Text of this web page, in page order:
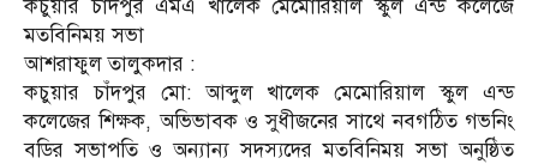
কচুয়ার চাঁদপুর এমএ খালেক মেমোরিয়াল স্কুল এন্ড কলেজে
মতবিনিময় সভা
আশরাফুল তালুকদার :
কচুয়ার চাঁদপুর মো: আব্দুল খালেক মেমোরিয়াল স্কুল এন্ড
কলেজের শিক্ষক, অভিভাবক ও সুধীজনের সাথে নবগঠিত গভনিং
বডির সভাপতি ও অন্যান্য সদস্যদের মতবিনিময় সভা অনুষ্ঠিত